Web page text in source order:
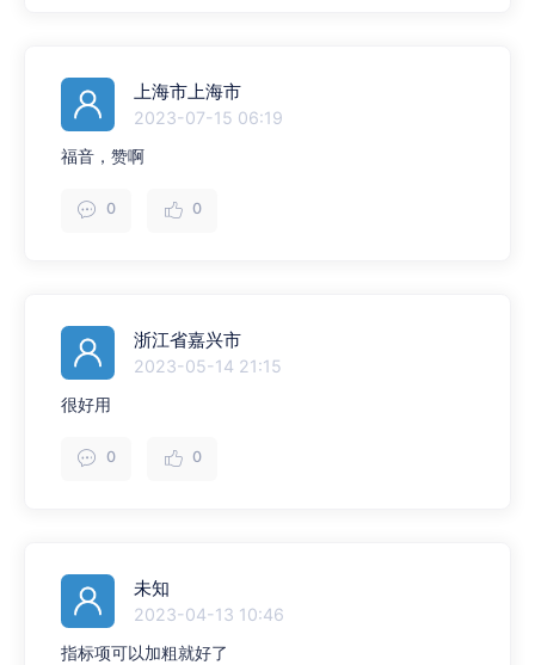
上海市上海市
2023-07-15 06:19
福音，赞啊
0 0
浙江省嘉兴市
2023-05-14 21:15
很好用
0 0
未知
2023-04-13 10:46
指标项可以加粗就好了